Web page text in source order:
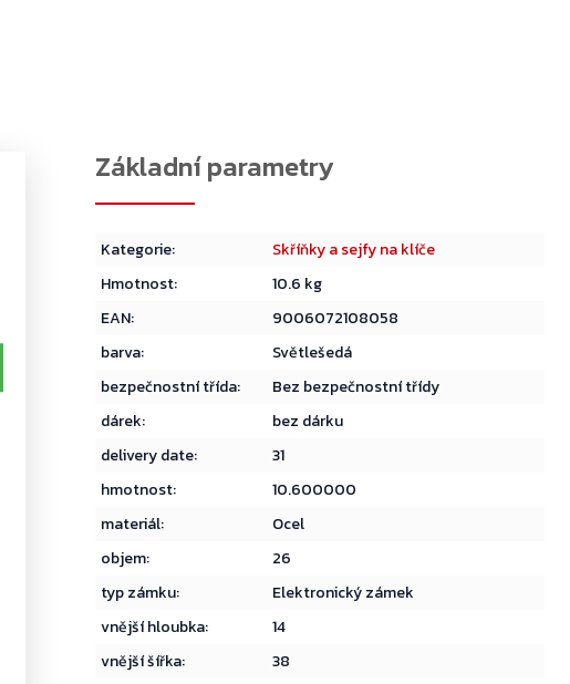
Kategorie:
Skříňky a sejfy na klíče
Hmotnost:
10.6 kg
EAN:
9006072108058
barva:
Světlešedá
bezpečnostní třída:
Bez bezpečnostní třídy
dárek:
bez dárku
delivery date:
31
hmotnost:
10.600000
materiál:
Ocel
objem:
26
typ zámku:
Elektronický zámek
vnější hloubka:
14
vnější šířka:
38